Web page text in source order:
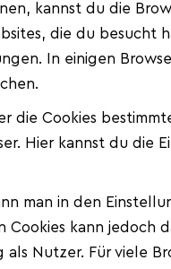
kannst du die
die du besucht
In einigen
die Cookies
Hier kannst du die
man in den
Cookies kann jedoch
Nutzer. Für viele